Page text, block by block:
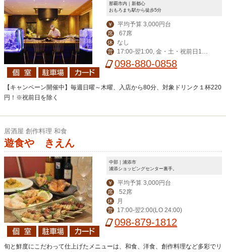
那覇市内｜新都心
おもろまち駅から徒歩5分
￥ 平均予算 3,000円台
席 67席
休 なし
営
17:00-翌1:00, 金・土・祝前日17:
00-翌2:00
098-880-0858
【キャンペーン開催中】毎週日曜～木曜、入店から80分、対象ドリンク１杯220
円！※祝前日を除く
居酒屋 創作料理 和食
遊食や きえん
中部｜浦添市
浦添ショッピングセンター裏手。
￥ 平均予算 3,000円台
席 52席
休 月
営 17:00-翌2:00(LO 24:00)
098-879-1812
旬と鮮度にこだわって仕上げたメニューは、和食、洋食、創作料理など多彩でリ